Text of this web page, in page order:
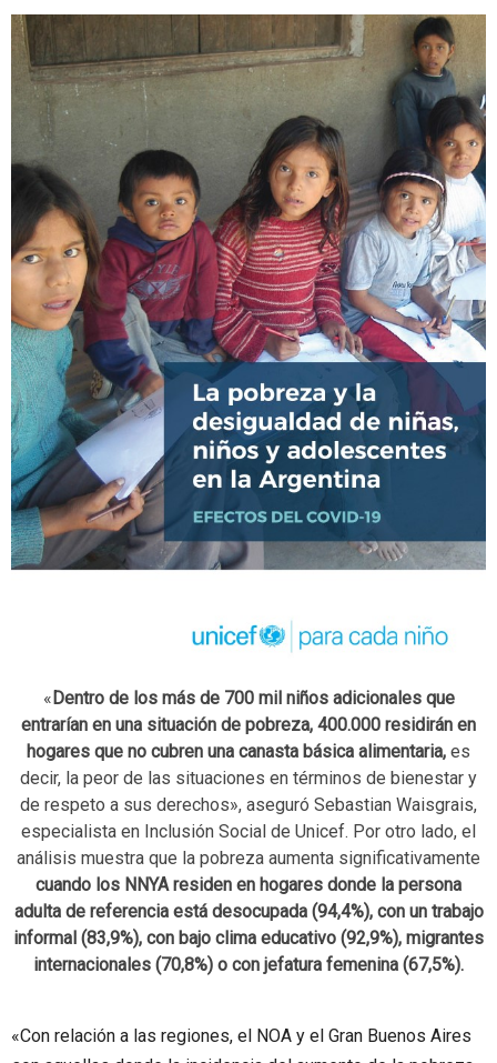
« Dentro de los más de 700 mil niños adicionales que
entrarían en una situación de pobreza, 400.000 residirán en
hogares que no cubren una canasta básica alimentaria, es
decir, la peor de las situaciones en términos de bienestar y
de respeto a sus derechos», aseguró Sebastian Waisgrais,
especialista en Inclusión Social de Unicef. Por otro lado, el
análisis muestra que la pobreza aumenta significativamente
cuando los NNYA residen en hogares donde la persona
adulta de referencia está desocupada (94,4%), con un trabajo
informal (83,9%), con bajo clima educativo (92,9%), migrantes
internacionales (70,8%) o con jefatura femenina (67,5%).
«Con relación a las regiones, el NOA y el Gran Buenos Aires